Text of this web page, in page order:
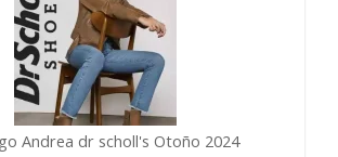
Andrea dr scholl's Otoño 2024